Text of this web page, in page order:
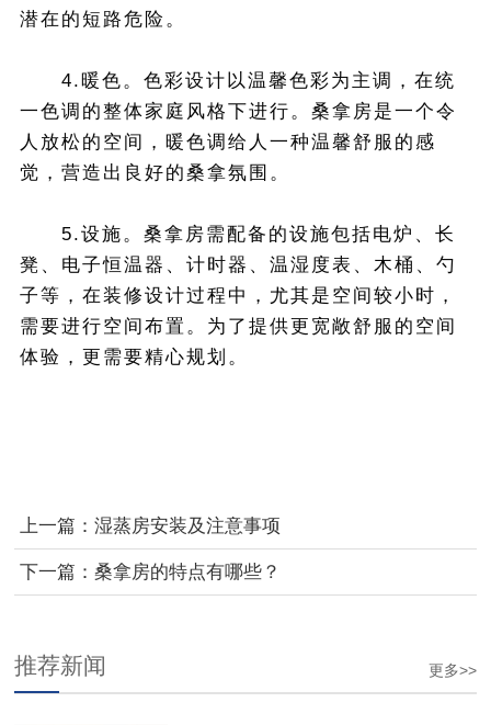
潜在的短路危险。
4.暖色。色彩设计以温馨色彩为主调，在统
一色调的整体家庭风格下进行。桑拿房是一个令
人放松的空间，暖色调给人一种温馨舒服的感
觉，营造出良好的桑拿氛围。
5.设施。桑拿房需配备的设施包括电炉、长
凳、电子恒温器、计时器、温湿度表、木桶、勺
子等，在装修设计过程中，尤其是空间较小时，
需要进行空间布置。为了提供更宽敞舒服的空间
体验，更需要精心规划。
上一篇： 湿蒸房安装及注意事项
下一篇： 桑拿房的特点有哪些？
更多>>
推荐新闻